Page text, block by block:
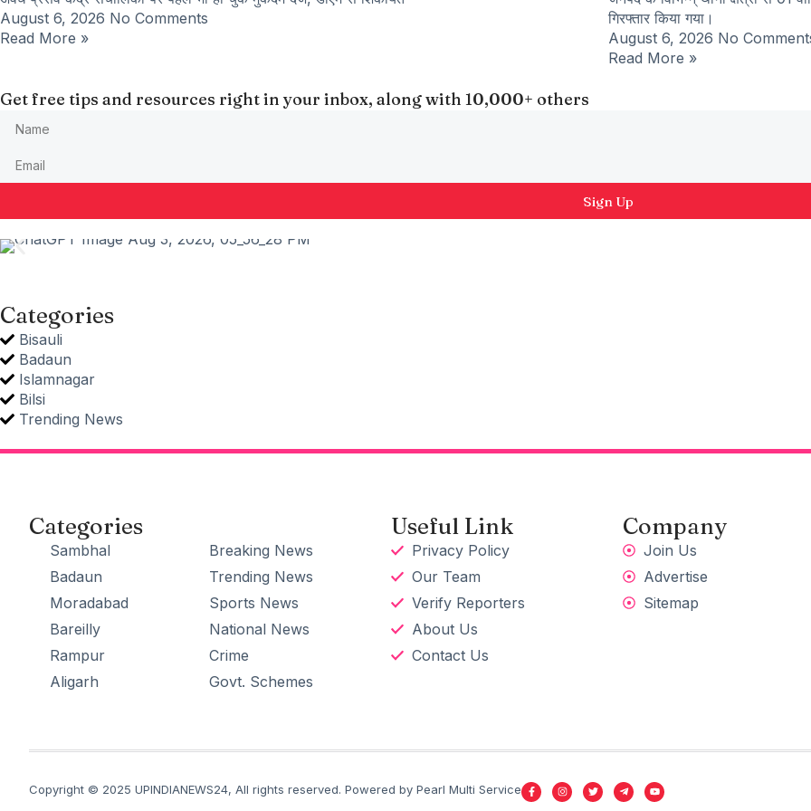
August 6, 2026 No Comments
Read More »
गिरफ्तार किया गया।
August 6, 2026 No
Read More »
Get free tips and resources right in your inbox, along with 10,000+ others
Sign Up
Categories
Bisauli
Badaun
Islamnagar
Bilsi
Trending News
Categories
Sambhal
Badaun
Moradabad
Bareilly
Rampur
Aligarh
Breaking News
Trending News
Sports News
National News
Crime
Govt. Schemes
Useful Link
Privacy Policy
Our Team
Verify Reporters
About Us
Contact Us
Company
Join Us
Advertise
Sitemap
Copyright © 2025 UPINDIANEWS24, All rights reserved. Powered by Pearl Multi Service